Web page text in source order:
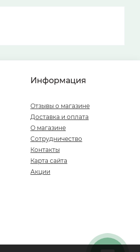
Информация
Отзывы о магазине
Доставка и оплата
О магазине
Сотрудничество
Контакты
Карта сайта
Акции